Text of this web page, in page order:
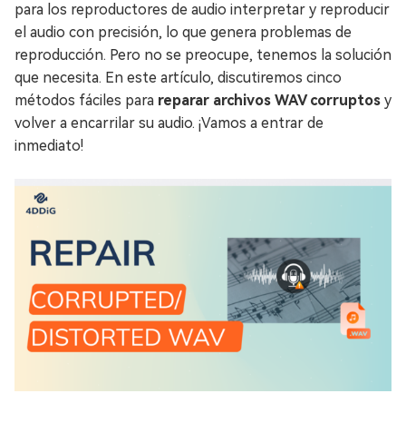
para los reproductores de audio interpretar y reproducir
el audio con precisión, lo que genera problemas de
reproducción. Pero no se preocupe, tenemos la solución
que necesita. En este artículo, discutiremos cinco
métodos fáciles para reparar archivos WAV corruptos y
volver a encarrilar su audio. ¡Vamos a entrar de
inmediato!